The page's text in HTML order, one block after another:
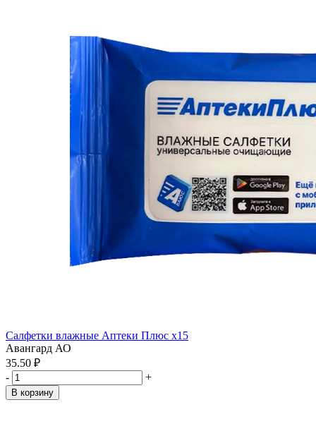
Салфетки влажные Аптеки Плюс x15
Авангард АО
35.50 ₽
-
+
В корзину